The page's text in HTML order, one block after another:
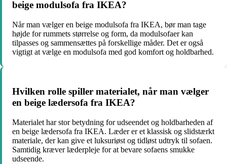
beige modulsofa fra IKEA?
Når man vælger en beige modulsofa fra IKEA, bør man tage
højde for rummets størrelse og form, da modulsofaer kan
tilpasses og sammensættes på forskellige måder. Det er også
vigtigt at vælge en modulsofa med god komfort og holdbarhed.
Hvilken rolle spiller materialet, når man vælger
en beige lædersofa fra IKEA?
Materialet har stor betydning for udseendet og holdbarheden af
en beige lædersofa fra IKEA. Læder er et klassisk og slidstærkt
materiale, der kan give et luksuriøst og tidløst udtryk til sofaen.
Samtidig kræver læderpleje for at bevare sofaens smukke
udseende.